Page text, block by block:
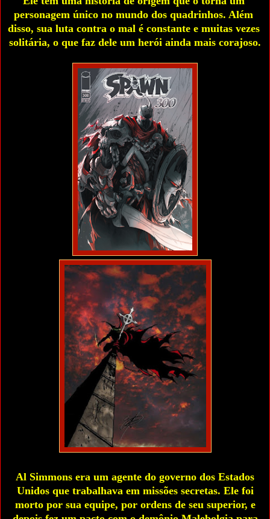
personagem único no mundo dos quadrinhos. Além
disso, sua luta contra o mal é constante e muitas vezes
solitária, o que faz dele um herói ainda mais corajoso.
Al Simmons era um agente do governo dos Estados
Unidos que trabalhava em missões secretas. Ele foi
morto por sua equipe, por ordens de seu superior, e